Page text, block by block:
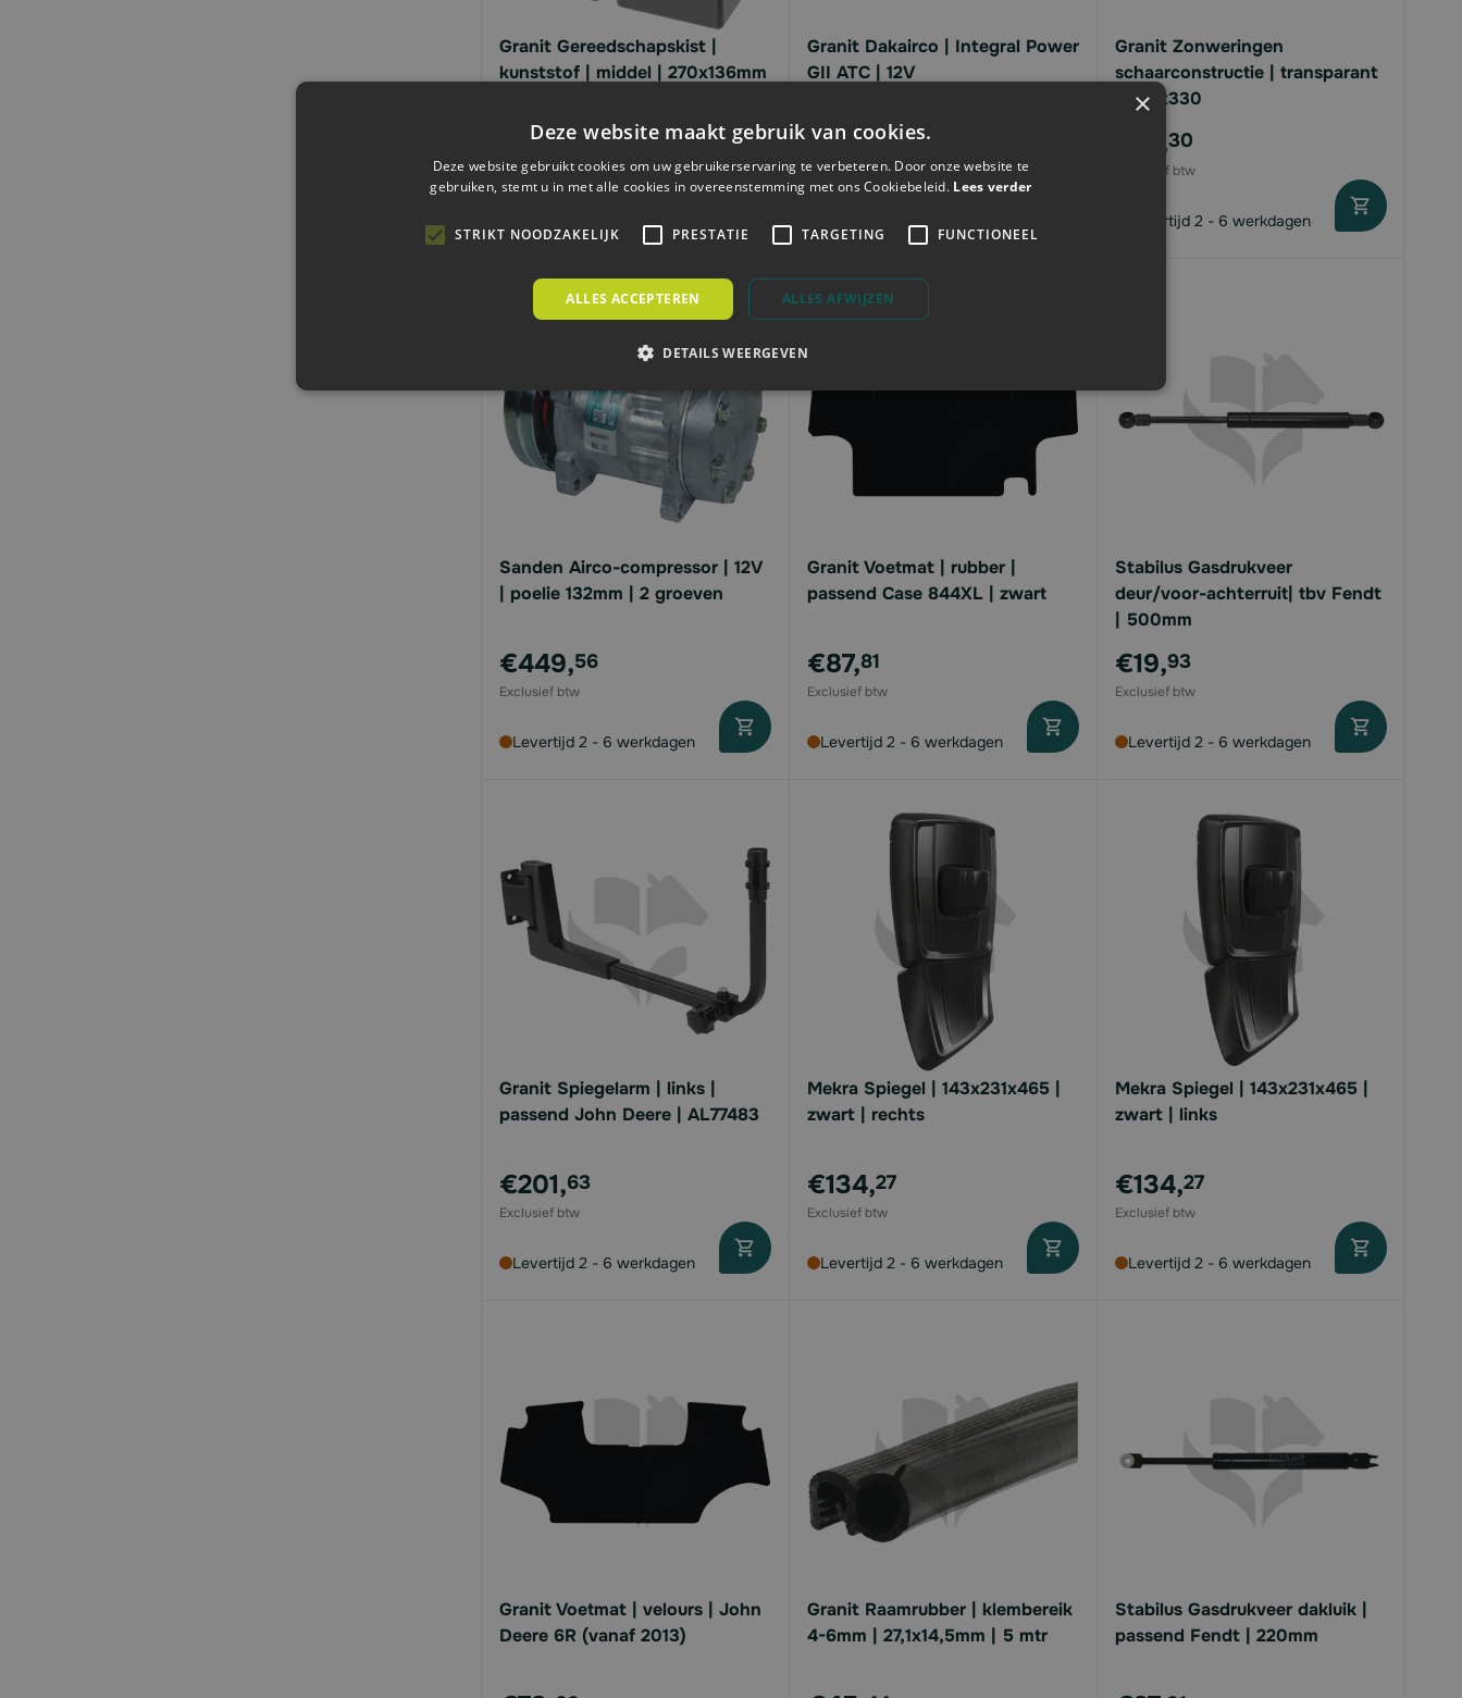
Granit Gereedschapskist |
kunststof | middel | 270x136mm
€32,35
Levertijd 2 - 6 werkdagen
Granit Dakairco | Integral Power
GII ATC | 12V
€3.878,00
Levertijd 2 - 6 werkdagen
Granit Zonweringen
schaarconstructie | transparant
| 700x330
€72,30
Levertijd 2 - 6 werkdagen
Sanden Airco-compressor | 12V
| poelie 132mm | 2 groeven
€449,56
Levertijd 2 - 6 werkdagen
Granit Voetmat | rubber |
passend Case 844XL | zwart
€87,81
Levertijd 2 - 6 werkdagen
Stabilus Gasdrukveer
deur/voor-achterruit| tbv Fendt
| 500mm
€19,93
Levertijd 2 - 6 werkdagen
Granit Spiegelarm | links |
passend John Deere | AL77483
€201,63
Levertijd 2 - 6 werkdagen
Mekra Spiegel | 143x231x465 |
zwart | rechts
€134,27
Levertijd 2 - 6 werkdagen
Mekra Spiegel | 143x231x465 |
zwart | links
€134,27
Levertijd 2 - 6 werkdagen
Granit Voetmat | velours | John
Deere 6R (vanaf 2013)
Granit Raamrubber | klembereik
4-6mm | 27,1x14,5mm | 5 mtr
Stabilus Gasdrukveer dakluik |
passend Fendt | 220mm
×
Deze website maakt gebruik van cookies.
Deze website gebruikt cookies om uw gebruikerservaring te verbeteren. Door onze website te
gebruiken, stemt u in met alle cookies in overeenstemming met ons Cookiebeleid. Lees verder
STRIKT NOODZAKELIJK PRESTATIE TARGETING FUNCTIONEEL
ALLES ACCEPTEREN ALLES AFWIJZEN
DETAILS WEERGEVEN